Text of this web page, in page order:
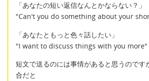
「あなたの短い返信なんとかならない？」
"Can't you do something about your
「あなたともっと色々話したい」
"I want to discuss things with you more"
短文で送るのには事情があると思うのです
合だと